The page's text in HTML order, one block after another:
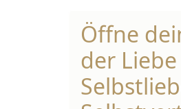
Öffne
der